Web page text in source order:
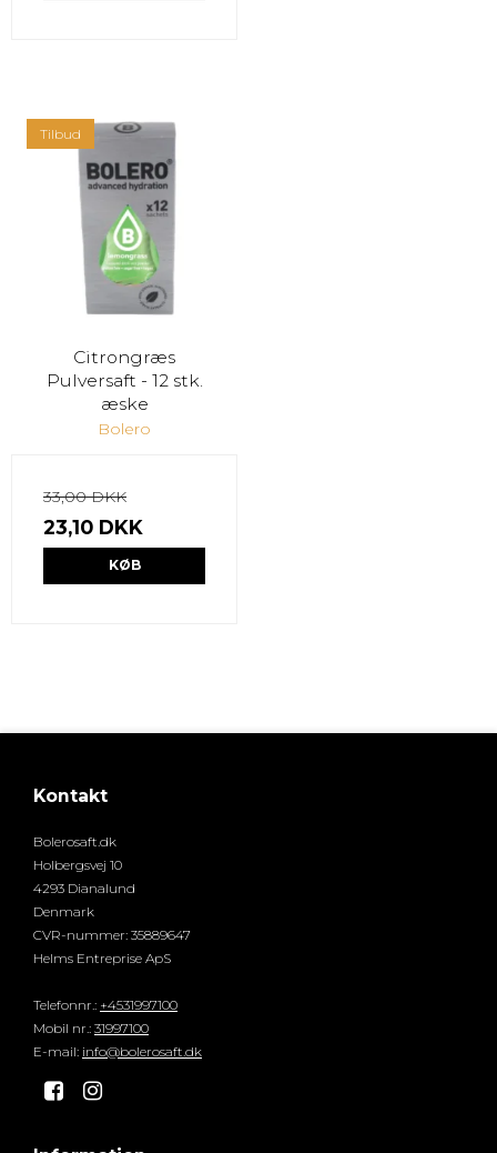
Tilbud
Citrongræs
Pulversaft - 12 stk.
æske
Bolero
33,00 DKK
23,10 DKK
KØB
Kontakt
Bolerosaft.dk
Holbergsvej 10
4293 Dianalund
Denmark
CVR-nummer: 35889647
Helms Entreprise ApS
Telefonnr. : +4531997100
Mobil nr. : 31997100
E-mail: info@bolerosaft.dk